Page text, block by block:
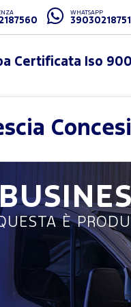
WHATSAPP
È